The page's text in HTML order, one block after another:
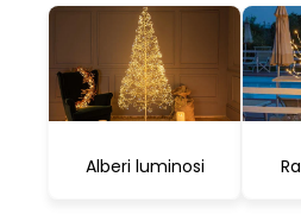
facilmente la forma
Alberi luminosi